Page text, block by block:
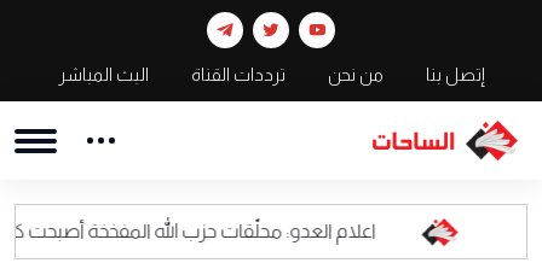
إتصل بنا من نحن ترددات القناة البث المباشر
اعلام العدو: محلّقات حزب الله المفخخة أصبحت كابوسا للقيادة